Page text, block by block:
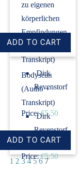
zu eigenen
körperlichen
Empfindungen
(Audio +
Transkript)
›Dirk
Revenstorf
Price: €5.50
Bodyscan
(Audio +
Transkript)
›Dirk
Revenstorf
Price: €5.50
1 2 3 4 5 6 7